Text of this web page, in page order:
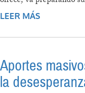
LEER MÁS
Aportes
la